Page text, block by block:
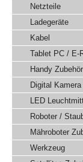
Netzteile
Ladegeräte
Kabel
Tablet PC / E-
Handy Zubehör
Digital
LED
Roboter /
Mähroboter
Werkzeug